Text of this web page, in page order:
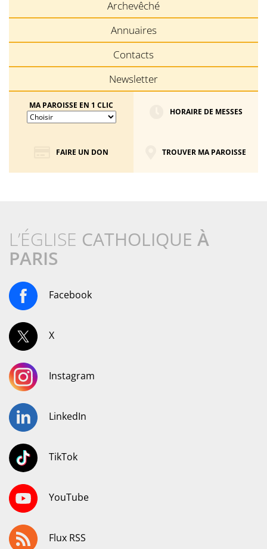
Archevêché
Annuaires
Contacts
Newsletter
MA PAROISSE EN 1 CLIC
HORAIRE DE MESSES
FAIRE UN DON TROUVER MA PAROISSE
L’ÉGLISE CATHOLIQUE À
PARIS
Facebook
X
Instagram
LinkedIn
TikTok
YouTube
Flux RSS